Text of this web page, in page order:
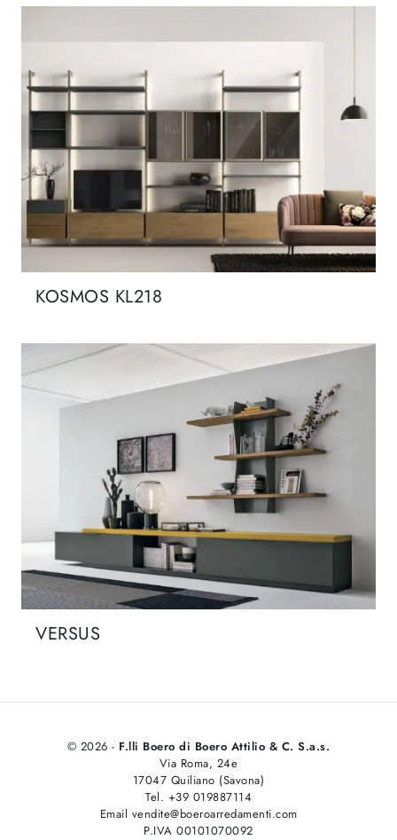
KOSMOS KL218
VERSUS
© 2026 - F.lli Boero di Boero Attilio & C. S.a.s.
Via Roma, 24e
17047 Quiliano (Savona)
Tel. +39 019887114
Email vendite@boeroarredamenti.com
P.IVA 00101070092